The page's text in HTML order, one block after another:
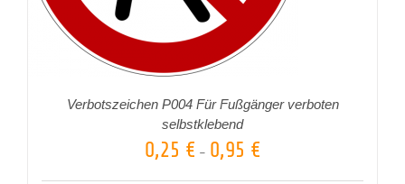
Verbotszeichen P004 Für Fußgänger verboten
selbstklebend
0,25 € – 0,95 €